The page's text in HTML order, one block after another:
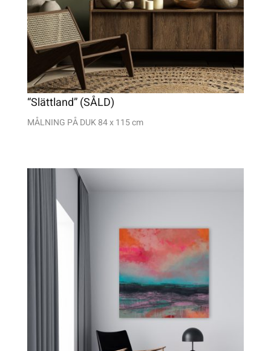
“Slättland” (SÅLD)
MÅLNING PÅ DUK84 x 115 cm